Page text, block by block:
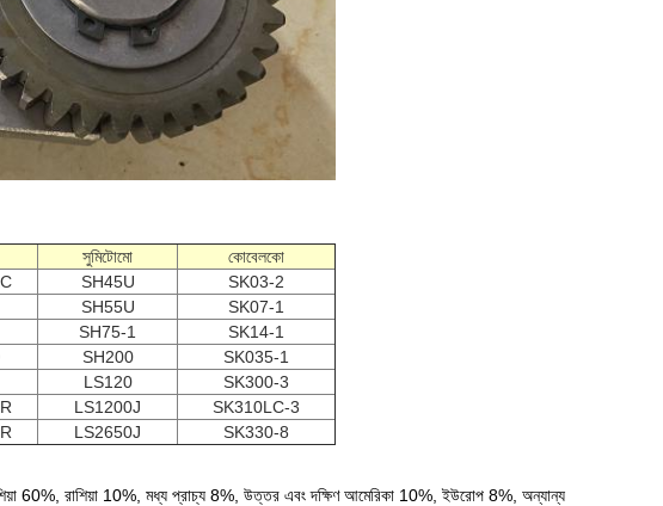
সুমিটোমো
কোবেলকো
SH45U
SK03-2
SH55U
SK07-1
SH75-1
SK14-1
SH200
SK035-1
LS120
SK300-3
LS1200J
SK310LC-3
LS2650J SK330-8
এশিয়া 60%, রাশিয়া 10%, মধ্য প্রাচ্য 8%, উত্তর এবং দক্ষিণ আমেরিকা 10%, ইউরোপ 8%, অন্যান্য